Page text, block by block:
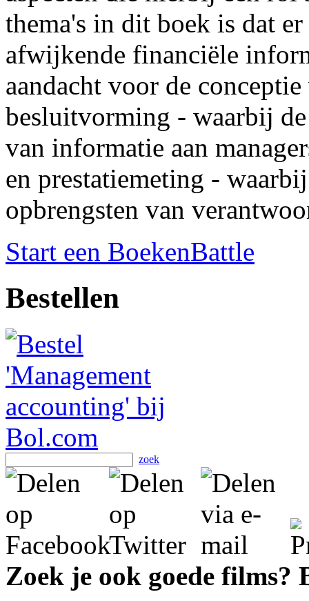
thema's in dit boek is dat
afwijkende financiële
aandacht voor de
besluitvorming - waarbij
van informatie aan
en prestatiemeting -
opbrengsten van
Start een BoekenBattle
Bestellen
zoek
Zoek je ook goede films?